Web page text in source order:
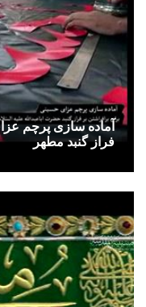
آماده سازی پرچم
فراز گنبد مطهر